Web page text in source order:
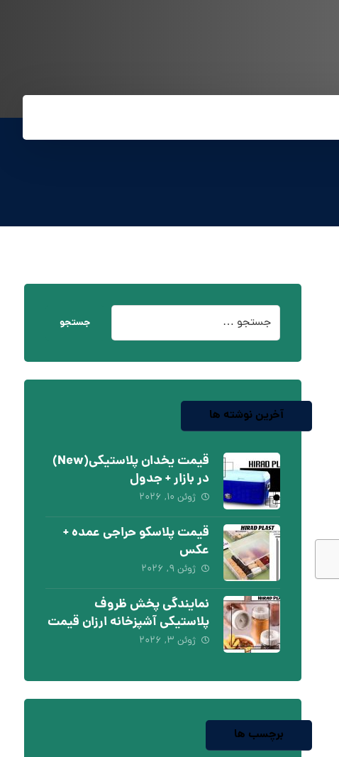
جستجو
آخرین نوشته ها
قیمت یخدان پلاستیکی(New)
در بازار + جدول
ژوئن ۱۰, ۲۰۲۶
قیمت پلاسکو حراجی عمده +
عکس
ژوئن ۹, ۲۰۲۶
نمایندگی پخش ظروف
پلاستیکی آشپزخانه ارزان قیمت
ژوئن ۳, ۲۰۲۶
برچسب ها